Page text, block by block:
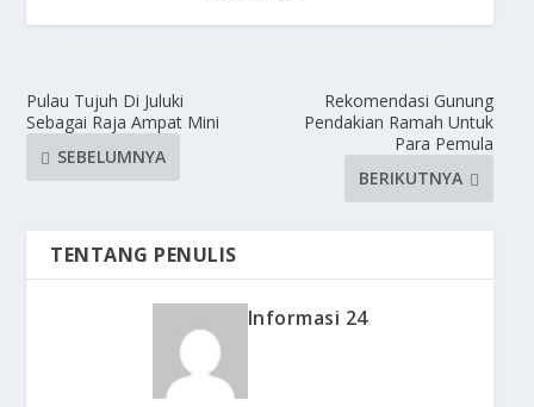
Pulau Tujuh Di Juluki
Sebagai Raja Ampat Mini
SEBELUMNYA
Rekomendasi Gunung
Pendakian Ramah Untuk
Para Pemula
BERIKUTNYA
TENTANG PENULIS
Informasi 24